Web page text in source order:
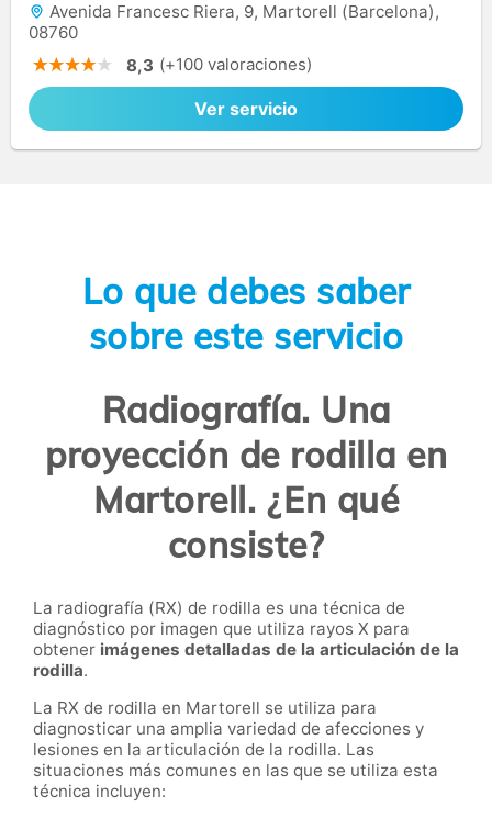
Avenida Francesc Riera, 9, Martorell (Barcelona),
08760
8,3 (+100 valoraciones)
Ver servicio
Lo que debes saber
sobre este servicio
Radiografía. Una
proyección de rodilla en
Martorell. ¿En qué
consiste?
La radiografía (RX) de rodilla es una técnica de
diagnóstico por imagen que utiliza rayos X para
obtener imágenes detalladas de la articulación de la
rodilla.
La RX de rodilla en Martorell se utiliza para
diagnosticar una amplia variedad de afecciones y
lesiones en la articulación de la rodilla. Las
situaciones más comunes en las que se utiliza esta
técnica incluyen: